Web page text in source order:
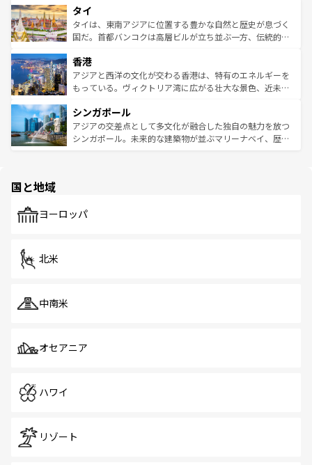
リティに包まれながら、韓国の多彩な魅力を心ゆくまで味
わってみてほしい。 なお、新着の韓国情報はコンテンツ一
覧を参照してほしい。
急速な発展と共に伝統が息づく。ハノイの古い町並みやホ
ーチミン市のフランス統治時代の建物も、独特の雰囲気を
醸し出している。また、バラエティの豊かさとおいしさで
とつ。フォーやバインミー、ベトナムコーヒーなどは、ぜ
ひ現地で味わいたい。どの地域を訪れてもあたたかい人々
が旅行者を迎えてくれるので、きっと忘れられない旅にな
参照してほしい。
タイ
タイは、東南アジアに位置する豊かな自然と歴史が息づく
国だ。首都バンコクは高層ビルが立ち並ぶ一方、伝統的な
の活気が交差している。北部ではチェンマイなどの山岳地
帯で自然と触れ合い、南部ではプーケットやクラビの美し
いビーチでリゾート気分を楽しむことができる。タイ料理
激する。気候は一年中温暖で、どの季節にも異なる楽しみ
が待っている。親しみやすいタイの人々、仏教を中心とし
た文化、そして多様な観光資源が、訪れる旅人を魅了し続
香港
アジアと西洋の文化が交わる香港は、特有のエネルギーを
もっている。ヴィクトリア湾に広がる壮大な景色、近未来
み、どこを訪れても感動するはず。観光スポットが密集し
ており、効率よく見どころを回れるのも魅力。息をのむよ
うな絶景から文化的な体験まで、香港を存分に楽しみ尽く
シンガポール
アジアの交差点として多文化が融合した独自の魅力を放つ
シンガポール。未来的な建築物が並ぶマリーナベイ、歴史
で、ホーカーズは地元の風情を楽しめる外せないスポット
国と地域
ヨーロッパ
北米
中南米
オセアニア
ハワイ
リゾート